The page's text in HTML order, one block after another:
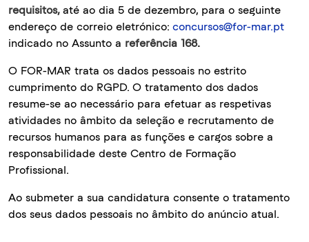
requisitos, até ao dia 5 de dezembro, para o seguinte
endereço de correio eletrónico: concursos@for-mar.pt
indicado no Assunto a referência 168.
O FOR-MAR trata os dados pessoais no estrito
cumprimento do RGPD. O tratamento dos dados
resume-se ao necessário para efetuar as respetivas
atividades no âmbito da seleção e recrutamento de
recursos humanos para as funções e cargos sobre a
responsabilidade deste Centro de Formação
Profissional.
Ao submeter a sua candidatura consente o tratamento
dos seus dados pessoais no âmbito do anúncio atual.